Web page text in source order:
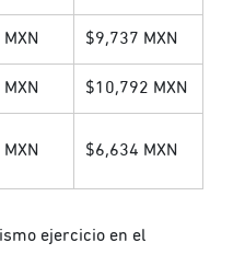
$9,737 MXN
$10,792 MXN
$6,634 MXN
ejercicio en el